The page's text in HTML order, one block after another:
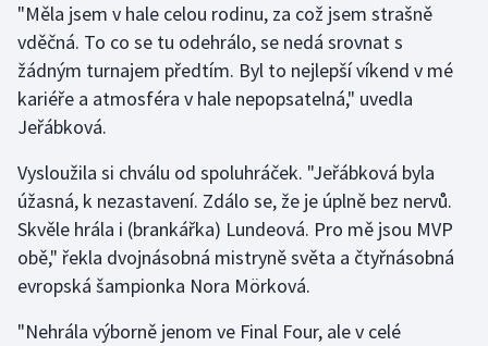
Rychlostní kanoistika
Short track
Sportovní střelba
Stolní tenis
Triatlon
Veslování
Vodní slalom
"Měla jsem v hale celou rodinu, za což jsem strašně
vděčná. To co se tu odehrálo, se nedá srovnat s
žádným turnajem předtím. Byl to nejlepší víkend v mé
kariéře a atmosféra v hale nepopsatelná," uvedla
Jeřábková.
Vysloužila si chválu od spoluhráček. "Jeřábková byla
úžasná, k nezastavení. Zdálo se, že je úplně bez nervů.
Skvěle hrála i (brankářka) Lundeová. Pro mě jsou MVP
obě," řekla dvojnásobná mistryně světa a čtyřnásobná
evropská šampionka Nora Mörková.
"Nehrála výborně jenom ve Final Four, ale v celé